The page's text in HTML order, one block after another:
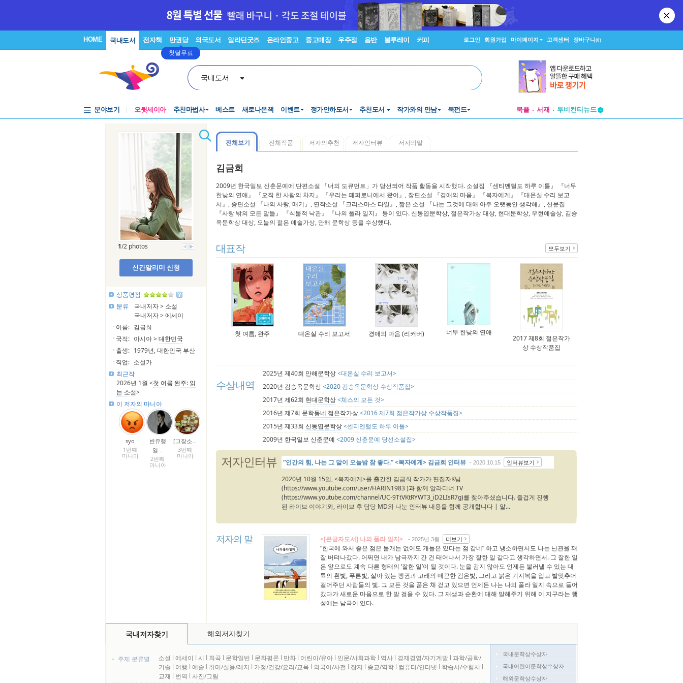
HOME 국내도서 전자책 만권당
첫달무료
외국도서 알라딘굿즈 온라인중고 중고매장 우주점 음반 블루레이 커피 로그인 회원가입 마이페이지 고객센터 장바구니(0)
국내도서
분야보기 오뒷세이아 추천마법사 베스트 새로나온책 이벤트 정가인하도서 추천도서 작가와의 만남 북펀드 북플 서재
투비컨티뉴드
1/2 photos
신간알리미 신청
상품평점
분류
국내저자 > 소설
국내저자 >에세이
이름: 김금희
국적: 아시아 >대한민국
출생: 1979년, 대한민국 부산
직업: 소설가
최근작
2026년 1월 <첫 여름 완주: 읽
는 소설>
이 저자의 마니아
syo
1번째
마니아
반유행
열...
2번째
마니아
[그장소...
3번째
마니아
전체보기 전체작품 저자의추천 저자인터뷰 저자의말
김금희
2009년 한국일보 신춘문예에 단편소설 「너의 도큐먼트」가 당선되어 작품 활동을 시작했다. 소설집 『센티멘털도 하루 이틀』 『너무
한낮의 연애』 『오직 한 사람의 차지』 『우리는 페퍼로니에서 왔어』, 장편소설 『경애의 마음』 『복자에게』 『대온실 수리 보고
서』, 중편소설 『나의 사랑, 매기』, 연작소설 『크리스마스 타일』, 짧은 소설 『나는 그것에 대해 아주 오랫동안 생각해』, 산문집
『사랑 밖의 모든 말들』 『식물적 낙관』 『나의 폴라 일지』 등이 있다. 신동엽문학상, 젊은작가상 대상, 현대문학상, 우현예술상, 김승
옥문학상 대상, 오늘의 젊은 예술가상, 만해 문학상 등을 수상했다.
대표작 모두보기
첫 여름, 완주 대온실 수리 보고서 경애의 마음 (리커버) 너무 한낮의 연애
2017 제8회 젊은작가
상 수상작품집
수상내역
2025년 제40회 만해문학상<대온실 수리 보고서>
2020년 김승옥문학상<2020 김승옥문학상 수상작품집>
2017년 제62회 현대문학상<체스의 모든 것>
2016년 제7회 문학동네 젊은작가상<2016 제7회 젊은작가상 수상작품집>
2015년 제33회 신동엽문학상<센티멘털도 하루 이틀>
2009년 한국일보 신춘문예 <2009 신춘문예 당선소설집>
저자인터뷰 “인간의 힘, 나는 그 말이 오늘밤 참 좋다.” <복자에게> 김금희 인터뷰 - 2020.10.15 인터뷰보기
2020년 10월 15일, <복자에게>를 출간한 김금희 작가가 편집자K님
(https://www.youtube.com/user/HARIN1983 )과 함께 알라디너 TV
(https://www.youtube.com/channel/UC-9TtVKtRYWT3_iD2LIsR7g)를 찾아주셨습니다. 즐겁게 진행
된 라이브 이야기와, 라이브 후 담당 MD와 나눈 인터뷰 내용을 함께 공개합니다 | 알...
저자의 말 <[큰글자도서] 나의 폴라 일지> - 2025년 3월 더보기
“한국에 와서 좋은 점은 물개는 없어도 개들은 있다는 점 같네” 하고 냉소하면서도 나는 난관을 꽤
잘 버텨나갔다. 어쩌면 내가 남극까지 간 건 태어나서 가장 잘한 일 같다고 생각하면서. 그 잘한 일
은 앞으로도 계속 다른 형태의 ‘잘한 일’이 될 것이다. 눈을 감지 않아도 언제든 불러낼 수 있는 대
륙의 흰빛, 푸른빛, 살아 있는 펭귄과 고래의 매끈한 검은빛, 그리고 붉은 기지복을 입고 발맞추어
걸어주던 사람들의 빛. 그 모든 것을 품은 채 걷고 있으면 언제든 나는 나의 폴라 일지 속으로 들어
갔다가 새로운 마음으로 한 발 걸을 수 있다. 그 재생과 순환에 대해 말해주기 위해 이 지구라는 행
성에는 남극이 있다.
국내저자찾기 해외저자찾기
주제 분류별 소설 l 에세이 l 시 l 희곡 l 문학일반 l 문화평론 l 만화 l 어린이/유아 l 인문/사회과학 l 역사 l 경제경영/자기계발 l 과학/공학/
기술 l 여행 l 예술 l 취미/실용/레저 l 가정/건강/요리/교육 l 외국어/사전 l 잡지 l 종교/역학 l 컴퓨터/인터넷 l 학습서/수험서 l
교재 l 번역 l 사진/그림
국내문학상수상자
국내어린이문학상수상자
해외문학상수상자